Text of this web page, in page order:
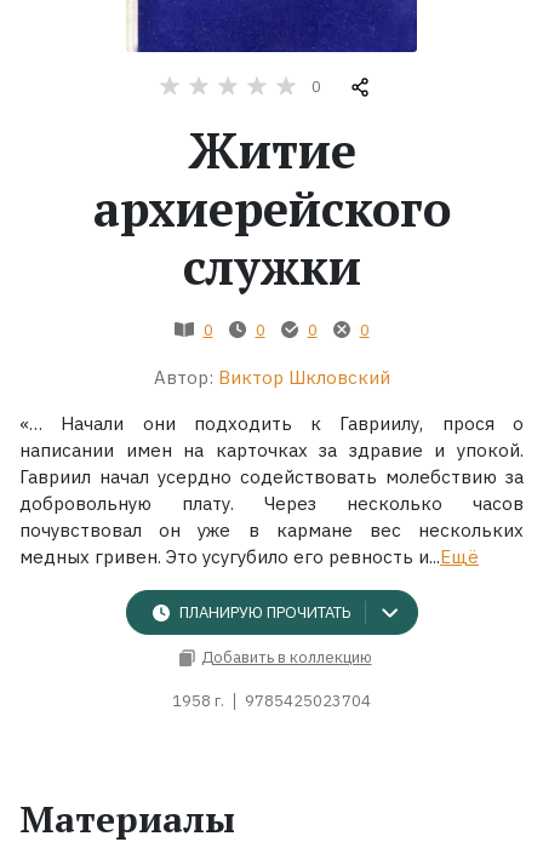
0
Житие
архиерейского
служки
0 0 0 0
Автор: Виктор Шкловский
«… Начали они подходить к Гавриилу, прося о
написании имен на карточках за здравие и упокой.
Гавриил начал усердно содействовать молебствию за
добровольную плату. Через несколько часов
почувствовал он уже в кармане вес нескольких
медных гривен. Это усугубило его ревность и...Ещё
ПЛАНИРУЮ ПРОЧИТАТЬ
Добавить в коллекцию
1958 г. 9785425023704
Материалы